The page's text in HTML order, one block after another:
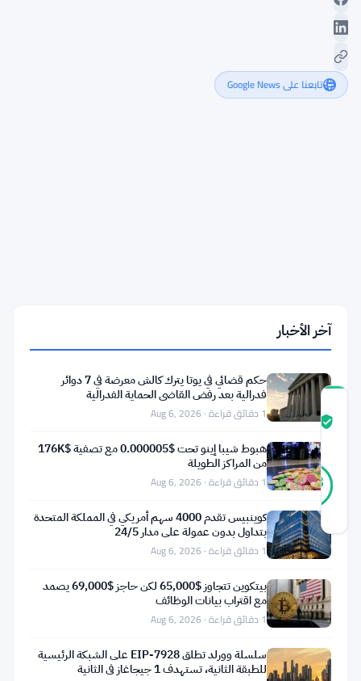
تابعنا على Google News
بيتكوين
المنظمة
درجة
ثقة
موثّق
83
%
موثّق
30
أصوات
آخر تحديث 2 أشهر مضت
غيرت
مجموعة
CME
اللعبة.
آخر الأخبار
حكم قضائي في يوتا يترك كالش معرضة في 7 دوائر
فدرالية بعد رفض القاضي الحماية الفدرالية
1 دقائق قراءة · Aug 6, 2026
هبوط شيبا إينو تحت $0.000005 مع تصفية $176K
من المراكز الطويلة
1 دقائق قراءة · Aug 6, 2026
كوينبيس تقدم 4000 سهم أمريكي في المملكة المتحدة
بتداول بدون عمولة على مدار 24/5
1 دقائق قراءة · Aug 6, 2026
بيتكوين تتجاوز $65,000 لكن حاجز $69,000 يصمد
مع اقتراب بيانات الوظائف
1 دقائق قراءة · Aug 6, 2026
سلسلة وورلد تطلق EIP-7928 على الشبكة الرئيسية
للطبقة الثانية، تستهدف 1 جيجاغاز في الثانية